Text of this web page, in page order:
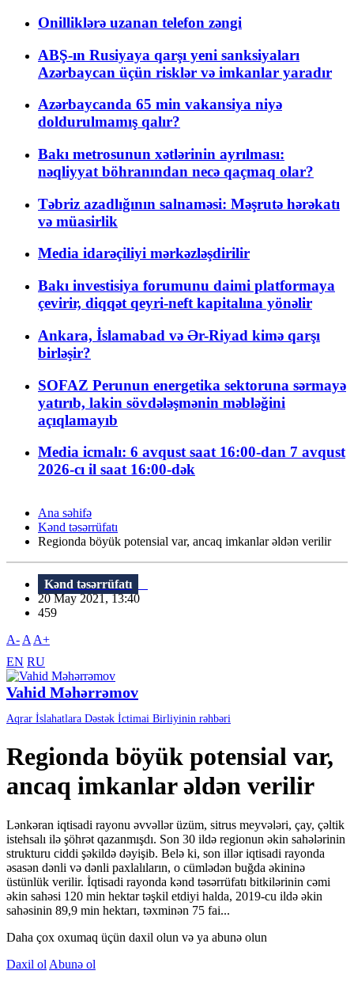
Onilliklərə uzanan telefon zəngi
ABŞ-ın Rusiyaya qarşı yeni sanksiyaları
Azərbaycan üçün risklər və imkanlar yaradır
Azərbaycanda 65 min vakansiya niyə
doldurulmamış qalır?
Bakı metrosunun xətlərinin ayrılması:
nəqliyyat böhranından necə qaçmaq olar?
Təbriz azadlığının salnaməsi: Məşrutə hərəkatı
və müasirlik
Media idarəçiliyi mərkəzləşdirilir
Bakı investisiya forumunu daimi platformaya
çevirir, diqqət qeyri-neft kapitalına yönəlir
Ankara, İslamabad və Ər-Riyad kimə qarşı
birləşir?
SOFAZ Perunun energetika sektoruna sərmayə
yatırıb, lakin sövdələşmənin məbləğini
açıqlamayıb
Media icmalı: 6 avqust saat 16:00-dan 7 avqust
2026-cı il saat 16:00-dək
Ana səhifə
Kənd təsərrüfatı
Regionda böyük potensial var, ancaq imkanlar əldən verilir
Kənd təsərrüfatı
20 May 2021, 13:40
459
A- A A+
EN RU
Vahid Məhərrəmov
Aqrar İslahatlara Dəstək İctimai Birliyinin rəhbəri
Regionda böyük potensial var,
ancaq imkanlar əldən verilir
Lənkəran iqtisadi rayonu əvvəllər üzüm, sitrus meyvələri, çay, çəltik
istehsalı ilə şöhrət qazanmışdı. Son 30 ildə regionun əkin sahələrinin
strukturu ciddi şəkildə dəyişib. Belə ki, son illər iqtisadi rayonda
əsasən dənli və dənli paxlalıların, o cümlədən buğda əkininə
üstünlük verilir. İqtisadi rayonda kənd təsərrüfatı bitkilərinin cəmi
əkin sahəsi 120 min hektar təşkil etdiyi halda, 2019-cu ildə əkin
sahəsinin 89,9 min hektarı, təxminən 75 fai...
Daha çox oxumaq üçün daxil olun və ya abunə olun
Daxil ol Abunə ol